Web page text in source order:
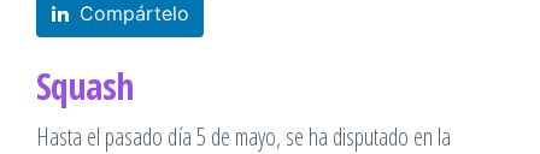
Compártelo
Squash
Hasta el pasado día 5 de mayo, se ha disputado en la